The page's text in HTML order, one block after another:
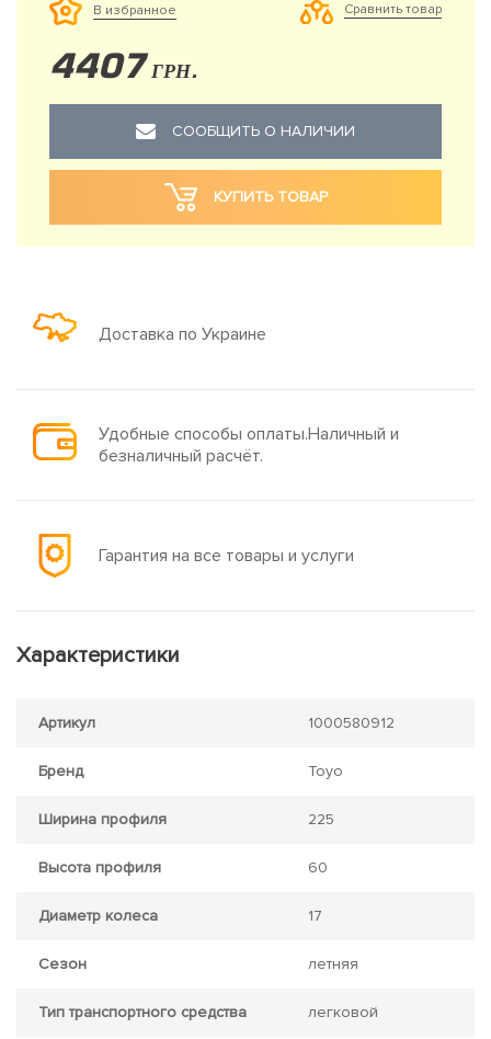
В избранное Сравнить товар
4407 ГРН.
СООБЩИТЬ О НАЛИЧИИ
КУПИТЬ ТОВАР
Доставка по Украине
Удобные способы оплаты.Наличный и
безналичный расчёт.
Гарантия на все товары и услуги
Характеристики
Артикул 1000580912
Бренд Toyo
Ширина профиля 225
Высота профиля 60
Диаметр колеса 17
Сезон летняя
Тип транспортного средства легковой